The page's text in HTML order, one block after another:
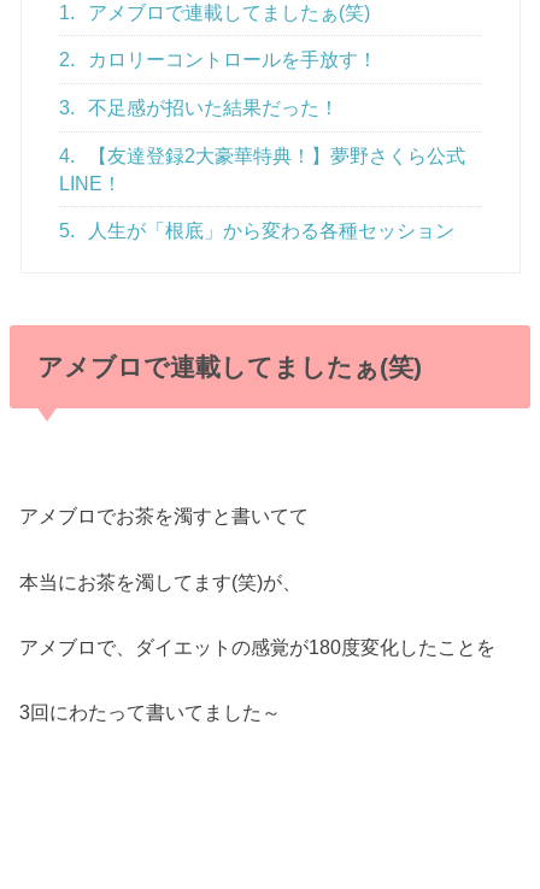
1. アメブロで連載してましたぁ(笑)
2. カロリーコントロールを手放す！
3. 不足感が招いた結果だった！
4.
【友達登録2大豪華特典！】夢野さくら公式
LINE！
5. 人生が「根底」から変わる各種セッション
アメブロで連載してましたぁ(笑)
アメブロでお茶を濁すと書いてて
本当にお茶を濁してます(笑)が、
アメブロで、ダイエットの感覚が180度変化したことを
3回にわたって書いてました～